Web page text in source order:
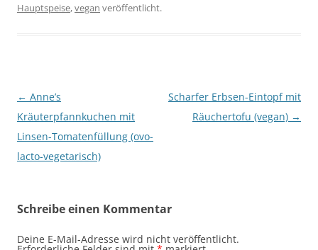
Hauptspeise,vegan veröffentlicht.
Beitragsnavigation
← Anne’s
Kräuterpfannkuchen mit
Linsen-Tomatenfüllung (ovo-
lacto-vegetarisch)
Scharfer Erbsen-Eintopf mit
Räuchertofu (vegan) →
Schreibe einen Kommentar
Deine E-Mail-Adresse wird nicht veröffentlicht.